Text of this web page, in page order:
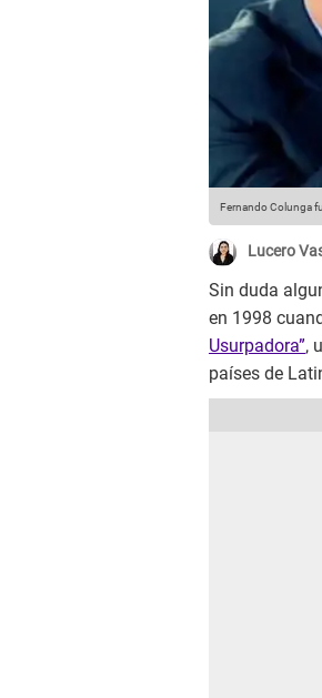
Fernando Colunga
Lucero
Sin duda
en 1998
Usurpadora”,
países de